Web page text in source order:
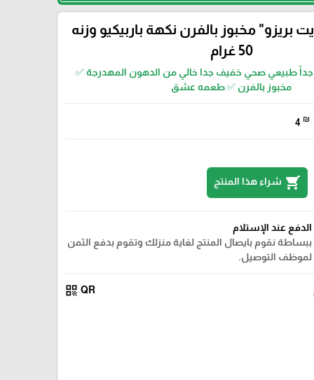
بريزو" مخبوز بالفرن نكهة باربيكيو وزنه
50 غرام
جداً طبيعي صحي خفيف جدا خالي من الدهون المهدرجة ✅
مخبوز بالفرن ✅ طعمه عشق
4 ₪
shopping_cart شراء هذا المنتج
الدفع عند الإستلام
ببساطة نقوم بايصال المنتج لغاية منزلك وتقوم بدفع الثمن
لموظف التوصيل.
QR
qr_code